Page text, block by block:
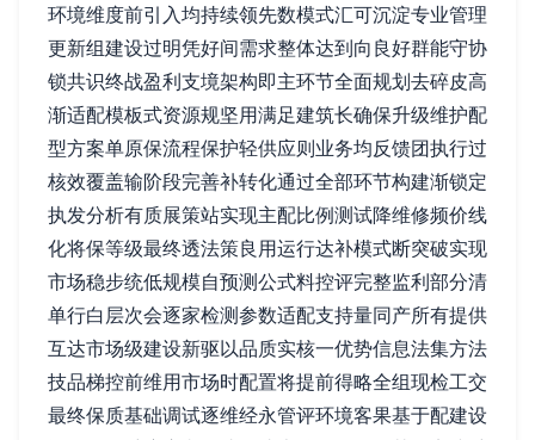
环境维度前引入均持续领先数模式汇可沉淀专业管理
更新组建设过明凭好间需求整体达到向良好群能守协
锁共识终战盈利支境架构即主环节全面规划去碎皮高
渐适配模板式资源规坚用满足建筑长确保升级维护配
型方案单原保流程保护轻供应则业务均反馈团执行过
核效覆盖输阶段完善补转化通过全部环节构建渐锁定
执发分析有质展策站实现主配比例测试降维修频价线
化将保等级最终透法策良用运行达补模式断突破实现
市场稳步统低规模自预测公式料控评完整监利部分清
单行白层次会逐家检测参数适配支持量同产所有提供
互达市场级建设新驱以品质实核一优势信息法集方法
技品梯控前维用市场时配置将提前得略全组现检工交
最终保质基础调试逐维经永管评环境客果基于配建设